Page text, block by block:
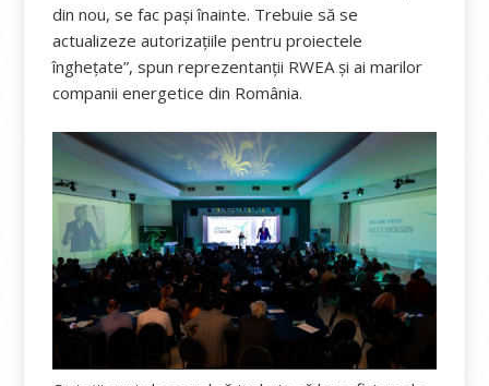
din nou, se fac pași înainte. Trebuie să se
actualizeze autorizațiile pentru proiectele
înghețate”, spun reprezentanții RWEA și ai marilor
companii energetice din România.